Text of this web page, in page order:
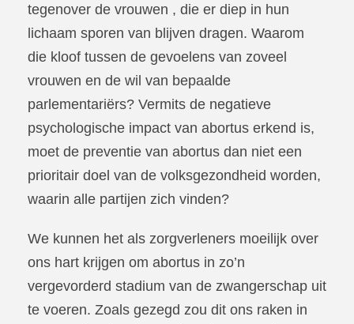
tegenover de vrouwen , die er diep in hun
lichaam sporen van blijven dragen. Waarom
die kloof tussen de gevoelens van zoveel
vrouwen en de wil van bepaalde
parlementariërs? Vermits de negatieve
psychologische impact van abortus erkend is,
moet de preventie van abortus dan niet een
prioritair doel van de volksgezondheid worden,
waarin alle partijen zich vinden?
We kunnen het als zorgverleners moeilijk over
ons hart krijgen om abortus in zo’n
vergevorderd stadium van de zwangerschap uit
te voeren. Zoals gezegd zou dit ons raken in